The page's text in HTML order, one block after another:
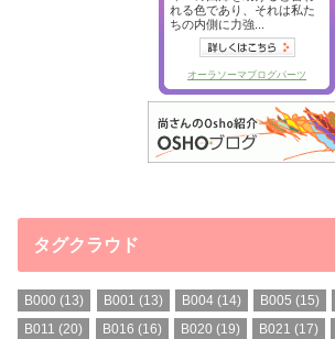
タグクラウド
B000 (13) B001 (13) B004(14) B005 (15)
B011 (20) B016 (16) B020 (19) B021 (17)